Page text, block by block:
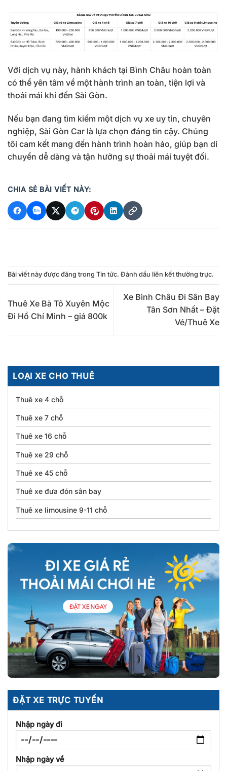
Với dịch vụ này, hành khách tại Bình Châu hoàn toàn
có thể yên tâm về một hành trình an toàn, tiện lợi và
thoải mái khi đến Sài Gòn.
Nếu bạn đang tìm kiếm một dịch vụ xe uy tín, chuyên
nghiệp, Sài Gòn Car là lựa chọn đáng tin cậy. Chúng
tôi cam kết mang đến hành trình hoàn hảo, giúp bạn di
chuyển dễ dàng và tận hưởng sự thoải mái tuyệt đối.
CHIA SẺ BÀI VIẾT NÀY:
Bài viết này được đăng trong Tin tức. Đánh dấu liên kết thường trực.
Thuê Xe Bà Tô Xuyên Mộc
Đi Hồ Chí Minh – giá 800k
Xe Bình Châu Đi Sân Bay
Tân Sơn Nhất – Đặt
Vé/Thuê Xe
LOẠI XE CHO THUÊ
Thuê xe 4 chỗ
Thuê xe 7 chỗ
Thuê xe 16 chỗ
Thuê xe 29 chỗ
Thuê xe 45 chỗ
Thuê xe đưa đón sân bay
Thuê xe limousine 9-11 chỗ
ĐẶT XE TRỰC TUYẾN
Nhập ngày đi
Nhập ngày về